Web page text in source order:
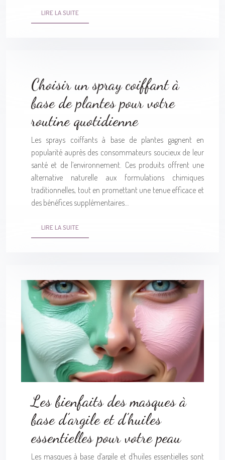
LIRE LA SUITE
Choisir un spray coiffant à
base de plantes pour votre
routine quotidienne
Les sprays coiffants à base de plantes gagnent en
popularité auprès des consommateurs soucieux de leur
santé et de l’environnement. Ces produits offrent une
alternative naturelle aux formulations chimiques
traditionnelles, tout en promettant une tenue efficace et
des bénéfices supplémentaires…
LIRE LA SUITE
Les bienfaits des masques à
base d’argile et d’huiles
essentielles pour votre peau
Les masques à base d’argile et d’huiles essentielles sont